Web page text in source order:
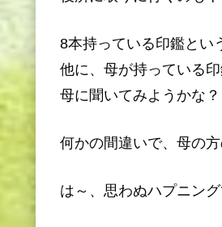
8本持っている印鑑とい
他に、母が持っている印
母に聞いてみようかな？
何かの間違いで、母の
は～、思わぬハプニング